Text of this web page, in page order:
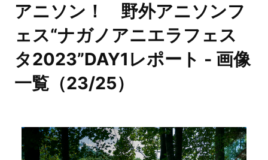
アニソン！ 野外アニソンフ
ェス“ナガノアニエラフェス
タ2023”DAY1レポート - 画像
一覧（23/25）